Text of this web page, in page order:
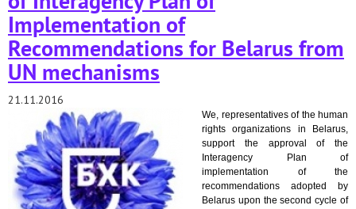
Implementation of
Recommendations for Belarus from
UN mechanisms
21.11.2016
We, representatives of the human
rights organizations in Belarus,
support the approval of the
Interagency Plan of
implementation of the
recommendations adopted by
Belarus upon the second cycle of